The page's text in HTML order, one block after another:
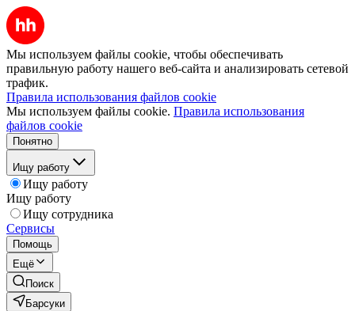
Мы используем файлы cookie, чтобы обеспечивать
правильную работу нашего веб-сайта и анализировать сетевой
трафик.
Правила использования файлов cookie
Мы используем файлы cookie. Правила использования
файлов cookie
Понятно
Ищу работу
Ищу работу
Ищу работу
Ищу сотрудника
Сервисы
Помощь
Ещё
Поиск
Барсуки